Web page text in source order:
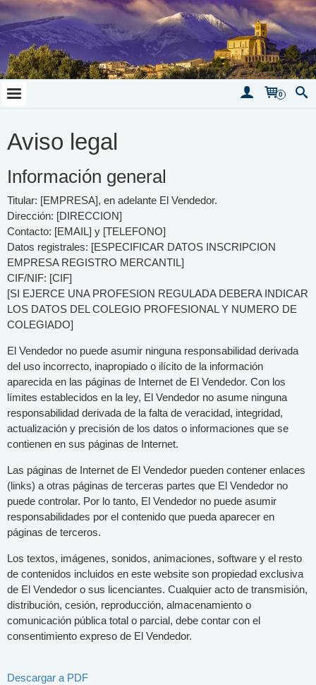
0
Aviso legal
Información general
Titular: [EMPRESA], en adelante El Vendedor.
Dirección: [DIRECCION]
Contacto: [EMAIL] y [TELEFONO]
Datos registrales: [ESPECIFICAR DATOS INSCRIPCION
EMPRESA REGISTRO MERCANTIL]
CIF/NIF: [CIF]
[SI EJERCE UNA PROFESION REGULADA DEBERA INDICAR
LOS DATOS DEL COLEGIO PROFESIONAL Y NUMERO DE
COLEGIADO]
El Vendedor no puede asumir ninguna responsabilidad derivada
del uso incorrecto, inapropiado o ilícito de la información
aparecida en las páginas de Internet de El Vendedor. Con los
límites establecidos en la ley, El Vendedor no asume ninguna
responsabilidad derivada de la falta de veracidad, integridad,
actualización y precisión de los datos o informaciones que se
contienen en sus páginas de Internet.
Las páginas de Internet de El Vendedor pueden contener enlaces
(links) a otras páginas de terceras partes que El Vendedor no
puede controlar. Por lo tanto, El Vendedor no puede asumir
responsabilidades por el contenido que pueda aparecer en
páginas de terceros.
Los textos, imágenes, sonidos, animaciones, software y el resto
de contenidos incluidos en este website son propiedad exclusiva
de El Vendedor o sus licenciantes. Cualquier acto de transmisión,
distribución, cesión, reproducción, almacenamiento o
comunicación pública total o parcial, debe contar con el
consentimiento expreso de El Vendedor.
Descargar a PDF